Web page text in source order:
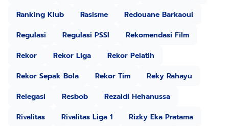
Ranking Klub
Rasisme
Redouane Barkaoui
Regulasi
Regulasi PSSI
Rekomendasi Film
Rekor
Rekor Liga
Rekor Pelatih
Rekor Sepak Bola
Rekor Tim
Reky Rahayu
Relegasi
Resbob
Rezaldi Hehanussa
Rivalitas
Rivalitas Liga 1
Rizky Eka Pratama